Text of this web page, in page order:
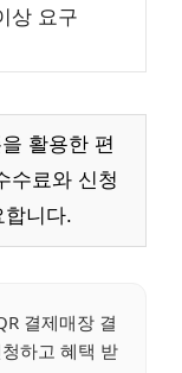
상 요구
활용한 편
수료와 신청
합니다.
결제매장 결
하고 혜택 받